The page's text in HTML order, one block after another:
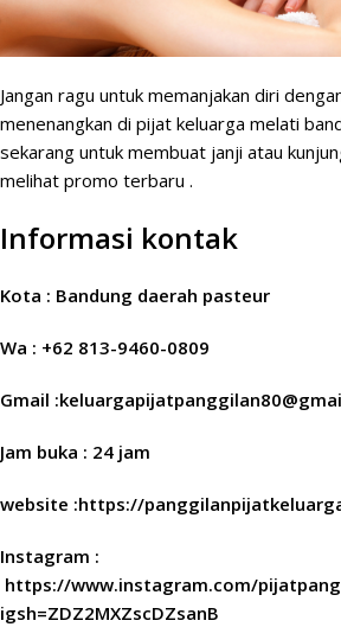
Jangan ragu untuk memanjakan diri
menenangkan di pijat keluarga melati
sekarang untuk membuat janji atau
melihat promo terbaru .
Informasi kontak
Kota : Bandung daerah pasteur
Wa : +62 813-9460-0809
Gmail
Jam buka : 24 jam
website :https://
Instagram :
https://www.instagram.com/
igsh=ZDZ2MXZscDZsanB